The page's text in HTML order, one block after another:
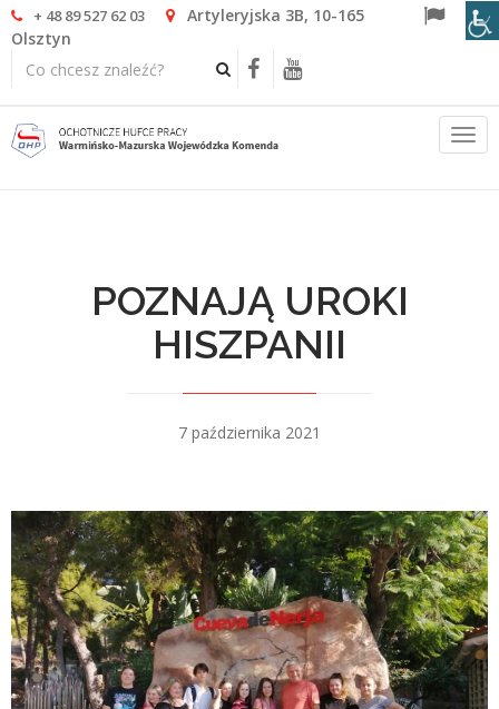
+ 48 89 527 62 03
Artyleryjska 3B, 10-165
Olsztyn
POZNAJĄ UROKI
HISZPANII
7 października 2021